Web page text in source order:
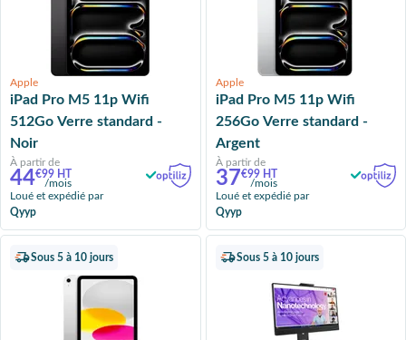
Apple
iPad Pro M5 11p Wifi
512Go Verre standard -
Noir
À partir de
44€99 HT
/mois
Loué et expédié par
Qyyp
Apple
iPad Pro M5 11p Wifi
256Go Verre standard -
Argent
À partir de
37€99 HT
/mois
Loué et expédié par
Qyyp
Sous 5 à 10 jours Sous 5 à 10 jours